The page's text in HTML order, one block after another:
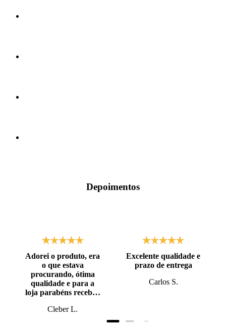
Depoimentos
Adorei o produto, era
o que estava
procurando, ótima
qualidade e para a
loja parabéns recebi o
prazo, super bem
Cleber L.
Excelente qualidade e
prazo de entrega
Carlos S.